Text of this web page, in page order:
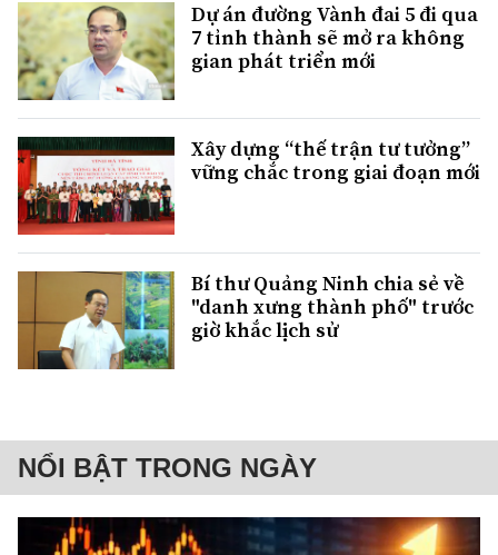
Dự án đường Vành đai 5 đi qua
7 tỉnh thành sẽ mở ra không
gian phát triển mới
Xây dựng “thế trận tư tưởng”
vững chắc trong giai đoạn mới
Bí thư Quảng Ninh chia sẻ về
"danh xưng thành phố" trước
giờ khắc lịch sử
NỔI BẬT TRONG NGÀY